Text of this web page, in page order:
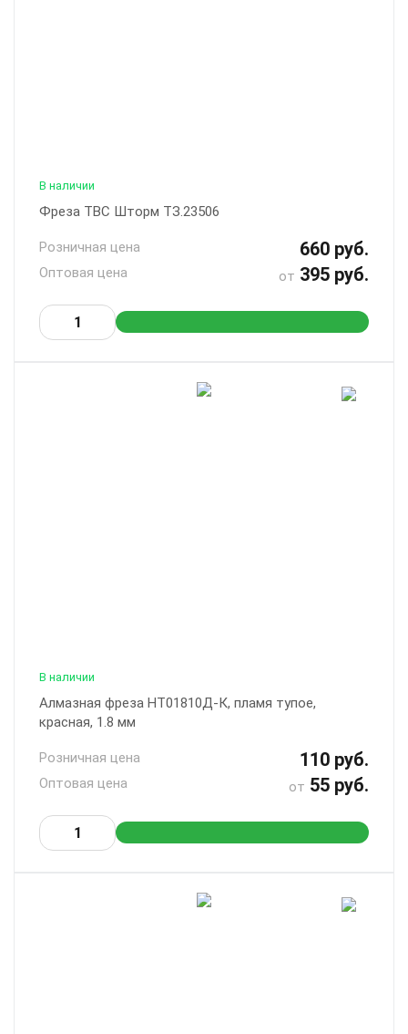
В наличии
Фреза ТВС Шторм ТЗ.23506
Розничная цена 660 руб.
Оптовая цена от 395 руб.
В наличии
Алмазная фреза НТ01810Д-К, пламя тупое,
красная, 1.8 мм
Розничная цена 110 руб.
Оптовая цена от 55 руб.